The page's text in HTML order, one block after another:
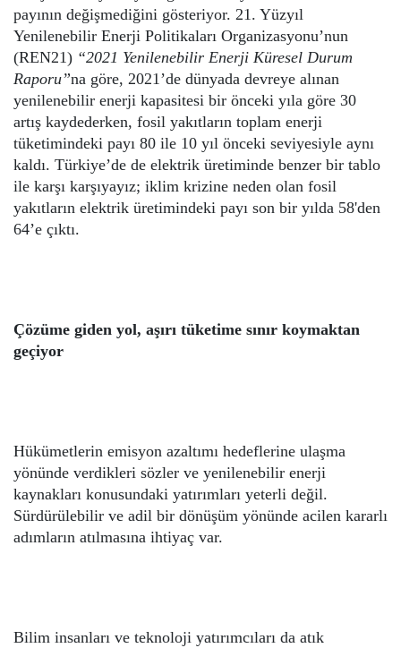
payının değişmediğini gösteriyor. 21. Yüzyıl
Yenilenebilir Enerji Politikaları Organizasyonu’nun
(REN21) “2021 Yenilenebilir Enerji Küresel Durum
Raporu”na göre, 2021’de dünyada devreye alınan
yenilenebilir enerji kapasitesi bir önceki yıla göre 30
artış kaydederken, fosil yakıtların toplam enerji
tüketimindeki payı 80 ile 10 yıl önceki seviyesiyle aynı
kaldı. Türkiye’de de elektrik üretiminde benzer bir tablo
ile karşı karşıyayız; iklim krizine neden olan fosil
yakıtların elektrik üretimindeki payı son bir yılda 58'den
64’e çıktı.
Çözüme giden yol, aşırı tüketime sınır koymaktan
geçiyor
Hükümetlerin emisyon azaltımı hedeflerine ulaşma
yönünde verdikleri sözler ve yenilenebilir enerji
kaynakları konusundaki yatırımları yeterli değil.
Sürdürülebilir ve adil bir dönüşüm yönünde acilen kararlı
adımların atılmasına ihtiyaç var.
Bilim insanları ve teknoloji yatırımcıları da atık